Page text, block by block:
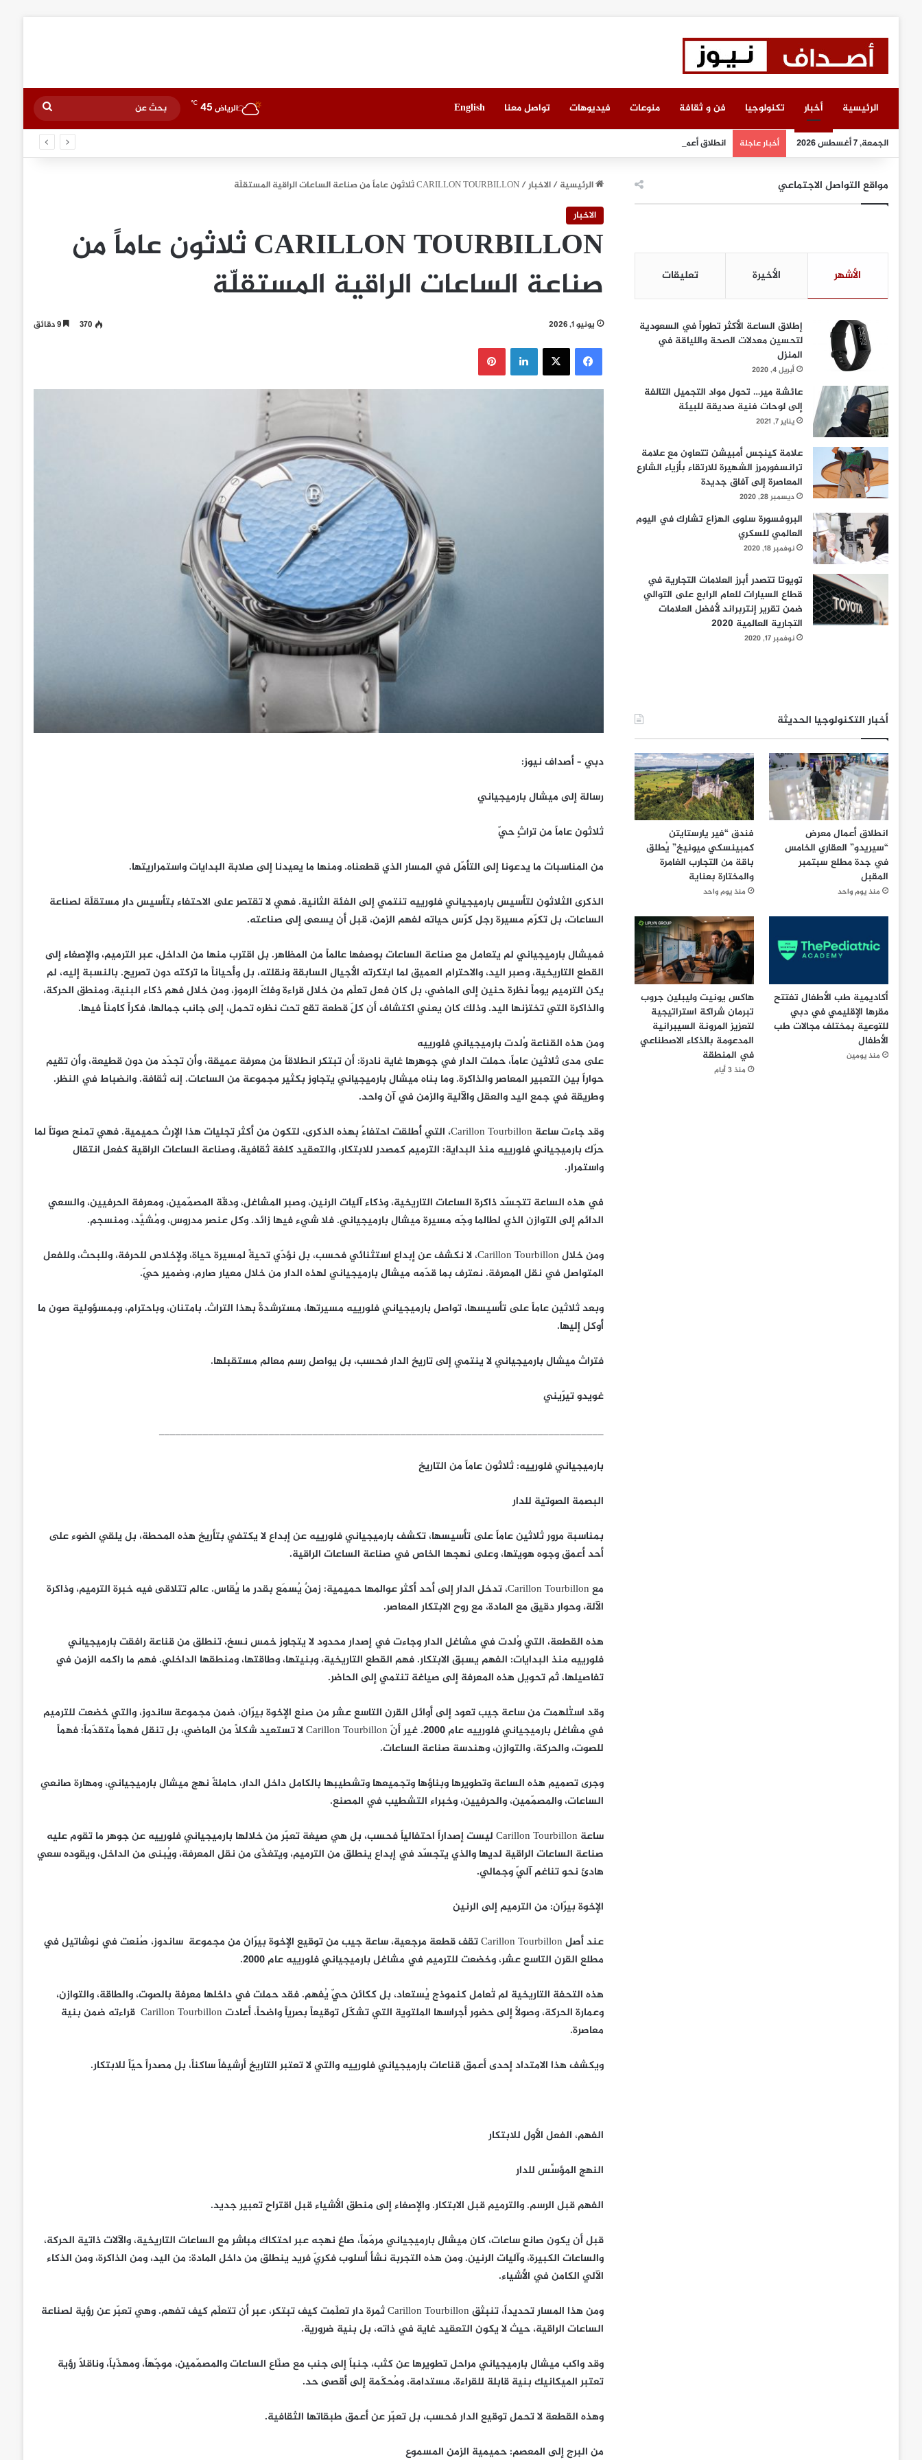
الرئيسية أخبار تكنولوجيا فن و ثقافة منوعات فيديوهات تواصل معنا English الرياض 45
℃
بحث
عن
الجمعة, 7 أغسطس 2026 أخبار عاجلة انطلاق أعمال معرض “سيريدو” العقاري الخامس في جدة مطلع سبتمبر المقبل
الرئيسية/الاخبار/CARILLON TOURBILLON ثلاثون عاماً من صناعة الساعات الراقية المستقلّة
الاخبار
CARILLON TOURBILLON ثلاثون عاماً من
صناعة الساعات الراقية المستقلّة
يونيو 1, 2026 370 9 دقائق
فيسبوك ‫X لينكدإن
دبي – أصداف نيوز:
رسالة إلى ميشال بارميجياني
ثلاثون عاماً من تراثٍ حيّ
من المناسبات ما يدعونا إلى التأمّل في المسار الذي قطعناه. ومنها ما يعيدنا إلى صلابة البدايات واستمراريتها.
الذكرى الثلاثون لتأسيس بارميجياني فلورييه تنتمي إلى الفئة الثانية. فهي لا تقتصر على الاحتفاء بتأسيس دار مستقلّة لصناعة
الساعات، بل تكرّم مسيرة رجل كرّس حياته لفهم الزمن، قبل أن يسعى إلى صناعته.
فميشال بارميجياني لم يتعامل مع صناعة الساعات بوصفها عالماً من المظاهر. بل اقترب منها من الداخل، عبر الترميم، والإصغاء إلى
القطع التاريخية، وصبر اليد، والاحترام العميق لما ابتكرته الأجيال السابقة ونقلته، بل وأحياناً ما تركته دون تصريح. بالنسبة إليه، لم
يكن الترميم يوماً نظرة حنين إلى الماضي، بل كان فعل تعلّم من خلال قراءة وفكّ الرموز، ومن خلال فهم ذكاء البنية، ومنطق الحركة،
والذاكرة التي تختزنها اليد. وذلك كان يعني اكتشاف أن كلّ قطعة تقع تحت نظره تحمل، إلى جانب جمالها، فكراً كامناً فيها.
ومن هذه القناعة وُلدت بارميجياني فلورييه
على مدى ثلاثين عاماً، حملت الدار في جوهرها غاية نادرة: أن تبتكر انطلاقاً من معرفة عميقة، وأن تجدّد من دون قطيعة، وأن تقيم
حواراً بين التعبير المعاصر والذاكرة. وما بناه ميشال بارميجياني يتجاوز بكثير مجموعة من الساعات. إنه ثقافة. وانضباط في النظر.
وطريقة في جمع اليد والعقل والآلية والزمن في آن واحد.
وقد جاءت ساعة Carillon Tourbillon، التي أُطلقت احتفاءً بهذه الذكرى، لتكون من أكثر تجليات هذا الإرث حميمية. فهي تمنح صوتاً لما
حرّك بارميجياني فلورييه منذ البداية: الترميم كمصدر للابتكار، والتعقيد كلغة ثقافية، وصناعة الساعات الراقية كفعل انتقال
واستمرار.
في هذه الساعة تتجسّد ذاكرة الساعات التاريخية، وذكاء آليات الرنين، وصبر المشاغل، ودقّة المصمّمين، ومعرفة الحرفيين، والسعي
الدائم إلى التوازن الذي لطالما وجّه مسيرة ميشال بارميجياني. فلا شيء فيها زائد. وكل عنصر مدروس، ومُشيَّد، ومنسجم.
ومن خلال Carillon Tourbillon، لا نكشف عن إبداع استثنائي فحسب، بل نؤدّي تحيةً لمسيرة حياة، ولإخلاص للحرفة، وللبحث، وللفعل
المتواصل في نقل المعرفة. نعترف بما قدّمه ميشال بارميجياني لهذه الدار من خلال معيار صارم، وضمير حيّ.
وبعد ثلاثين عاماً على تأسيسها، تواصل بارميجياني فلورييه مسيرتها، مسترشدةً بهذا التراث. بامتنان، وباحترام، وبمسؤولية صون ما
أُوكل إليها.
فتراث ميشال بارميجياني لا ينتمي إلى تاريخ الدار فحسب، بل يواصل رسم معالم مستقبلها.
غويدو تيرّيني
_________________________________________________________________________________
بارميجياني فلورييه:ثلاثون عاماً من التاريخ
البصمة الصوتية للدار
بمناسبة مرور ثلاثين عاماً على تأسيسها، تكشف بارميجياني فلورييه عن إبداع لا يكتفي بتأريخ هذه المحطة، بل يلقي الضوء على
أحد أعمق وجوه هويتها، وعلى نهجها الخاص في صناعة الساعات الراقية.
مع Carillon Tourbillon، تدخل الدار إلى أحد أكثر عوالمها حميمية: زمنٌ يُسمَع بقدر ما يُقاس. عالم تتلاقى فيه خبرة الترميم، وذاكرة
الآلة، وحوار دقيق مع المادة، مع روح الابتكار المعاصر.
هذه القطعة، التي وُلدت في مشاغل الدار وجاءت في إصدار محدود لا يتجاوز خمس نسخ، تنطلق من قناعة رافقت بارميجياني
فلورييه منذ البدايات: الفهم يسبق الابتكار. فهم القطع التاريخية، وبنيتها، وطاقتها، ومنطقها الداخلي. فهم ما راكمه الزمن في
تفاصيلها، ثم تحويل هذه المعرفة إلى صياغة تنتمي إلى الحاضر.
وقد استُلهمت من ساعة جيب تعود إلى أوائل القرن التاسع عشر من صنع الإخوة بيرّان، ضمن مجموعة ساندوز، والتي خضعت للترميم
في مشاغل بارميجياني فلورييه عام 2000. غير أنّ Carillon Tourbillon لا تستعيد شكلاً من الماضي، بل تنقل فهماً متقدّماً: فهماً
للصوت، والحركة، والتوازن، وهندسة صناعة الساعات.
وجرى تصميم هذه الساعة وتطويرها وبناؤها وتجميعها وتشطيبها بالكامل داخل الدار، حاملةً نهج ميشال بارميجياني، ومهارة صانعي
الساعات، والمصمّمين، والحرفيين، وخبراء التشطيب في المصنع.
ساعة Carillon Tourbillon ليست إصداراً احتفالياً فحسب، بل هي صيغة تعبّر من خلالها بارميجياني فلورييه عن جوهر ما تقوم عليه
صناعة الساعات الراقية لديها والذي يتجسّد في إبداع ينطلق من الترميم، ويتغذّى من نقل المعرفة، ويُبنى من الداخل، ويقوده سعي
هادئ نحو تناغم آليّ وجمالي.
الإخوة بيرّان: من الترميم إلى الرنين
عند أصل Carillon Tourbillon تقف قطعة مرجعية، ساعة جيب من توقيع الإخوة بيرّان من مجموعة ساندوز، صُنعت في نوشاتيل في
مطلع القرن التاسع عشر، وخضعت للترميم في مشاغل بارميجياني فلورييه عام 2000.
هذه التحفة التاريخية لم تُعامل كنموذج يُستعاد، بل ككائن حيّ يُفهم. فقد حملت في داخلها معرفة بالصوت، والطاقة، والتوازن،
وعمارة الحركة، وصولاً إلى حضور أجراسها الملتوية التي تشكّل توقيعاً بصرياً واضحاً، أعادت Carillon Tourbillon قراءته ضمن بنية
معاصرة.
ويكشف هذا الامتداد إحدى أعمق قناعات بارميجياني فلورييه والتي لا تعتبر التاريخ أرشيفاً ساكناً، بل مصدراً حيّاً للابتكار.
الفهم، الفعل الأول للابتكار
النهج المؤسِّس للدار
الفهم قبل الرسم. والترميم قبل الابتكار. والإصغاء إلى منطق الأشياء قبل اقتراح تعبير جديد.
قبل أن يكون صانع ساعات، كان ميشال بارميجياني مرمّماً، صاغ نهجه عبر احتكاك مباشر مع الساعات التاريخية، والآلات ذاتية الحركة،
والساعات الكبيرة، وآليات الرنين. ومن هذه التجربة نشأ أسلوب فكريّ فريد ينطلق من داخل المادة: من اليد، ومن الذاكرة، ومن الذكاء
الآلي الكامن في الأشياء.
ومن هذا المسار تحديداً، تنبثق Carillon Tourbillon ثمرة دار تعلّمت كيف تبتكر، عبر أن تتعلّم كيف تفهم. وهي تعبّر عن رؤية لصناعة
الساعات الراقية، حيث لا يكون التعقيد غاية في ذاته، بل بنية ضرورية.
وقد واكب ميشال بارميجياني مراحل تطويرها عن كثب، جنباً إلى جنب مع صنّاع الساعات والمصمّمين، موجّهاً، ومهذّباً، وناقلاً رؤية
تعتبر الميكانيك بنية قابلة للقراءة، مستدامة، ومُحكَمة إلى أقصى حد.
وهذه القطعة لا تحمل توقيع الدار فحسب، بل تعبّر عن أعمق طبقاتها الثقافية.
من البرج إلى المعصم: حميمية الزمن المسموع
مواقع التواصل الاجتماعي
الأشهر الأخيرة تعليقات
إطلاق الساعة الأكثر تطوراً في السعودية
لتحسين معدلات الصحة واللياقة في
المنزل
أبريل 4, 2020
عائشة مير… تحول مواد التجميل التالفة
إلى لوحات فنية صديقة للبيئة
يناير 7, 2021
علامة كينجس أمبيشن تتعاون مع علامة
ترانسفورمرز الشهيرة للارتقاء بأزياء الشارع
المعاصرة إلى آفاق جديدة
ديسمبر 28, 2020
البروفسورة سلوى الهزاع تشارك في اليوم
العالمي للسكري
نوفمبر 18, 2020
تويوتا تتصدر أبرز العلامات التجارية في
قطاع السيارات للعام الرابع على التوالي
ضمن تقرير إنتربراند لأفضل العلامات
التجارية العالمية 2020
نوفمبر 17, 2020
أخبار التكنولوجيا الحديثة
انطلاق أعمال معرض
“سيريدو” العقاري الخامس
في جدة مطلع سبتمبر
المقبل
منذ يوم واحد
فندق “فير يارستايتن
كمبينسكي ميونيخ” يُطلق
باقة من التجارب الغامرة
والمختارة بعناية
منذ يوم واحد
أكاديمية طب الأطفال تفتتح
مقرها الإقليمي في دبي
للتوعية بمختلف مجالات طب
الأطفال
منذ يومين
هاكس يونيت وليبلين جروب
تبرمان شراكة استراتيجية
لتعزيز المرونة السيبرانية
المدعومة بالذكاء الاصطناعي
في المنطقة
منذ 3 أيام